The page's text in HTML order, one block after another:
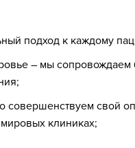
подход к каждому
– мы
совершенствуем свой
клиниках;